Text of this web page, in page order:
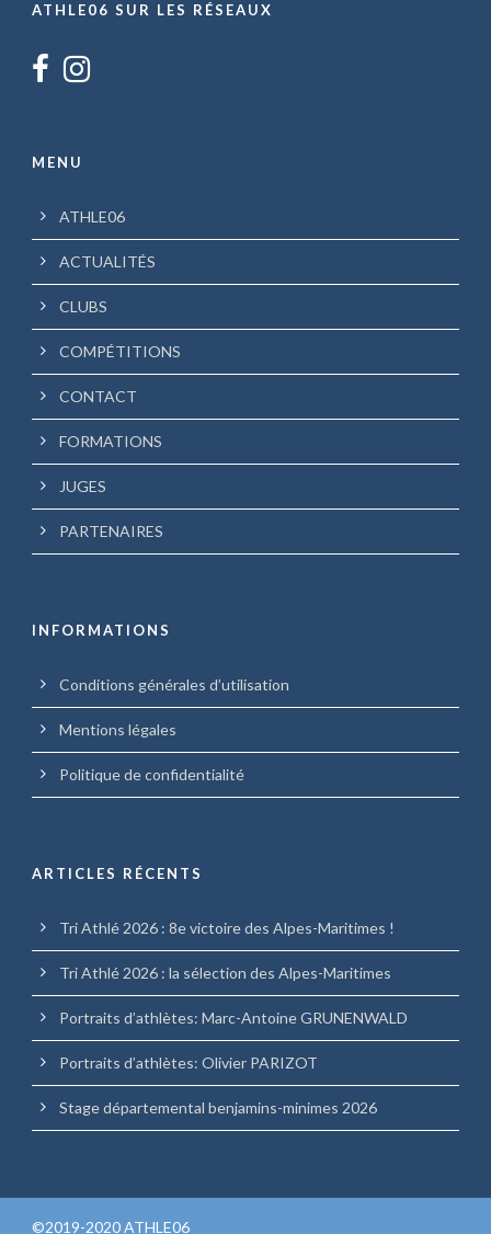
ATHLE06 SUR LES RÉSEAUX
MENU
ATHLE06
ACTUALITÉS
CLUBS
COMPÉTITIONS
CONTACT
FORMATIONS
JUGES
PARTENAIRES
INFORMATIONS
Conditions générales d’utilisation
Mentions légales
Politique de confidentialité
ARTICLES RÉCENTS
Tri Athlé 2026 : 8e victoire des Alpes-Maritimes !
Tri Athlé 2026 : la sélection des Alpes-Maritimes
Portraits d’athlètes: Marc-Antoine GRUNENWALD
Portraits d’athlètes: Olivier PARIZOT
Stage départemental benjamins-minimes 2026
©2019-2020 ATHLE06